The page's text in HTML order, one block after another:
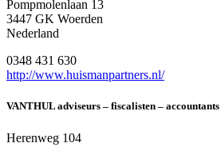
Pompmolenlaan 13
3447 GK Woerden
Nederland
0348 431 630
http://www.huismanpartners.nl/
VANTHUL adviseurs – fiscalisten – accountants
Herenweg 104